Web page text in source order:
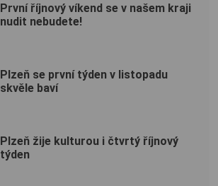
První říjnový víkend se v našem kraji
nudit nebudete!
Plzeň se první týden v listopadu
skvěle baví
Plzeň žije kulturou i čtvrtý říjnový
týden